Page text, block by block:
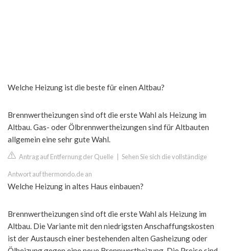
Welche Heizung ist die beste für einen Altbau?
Brennwertheizungen sind oft die erste Wahl als Heizung im
Altbau. Gas- oder Ölbrennwertheizungen sind für Altbauten
allgemein eine sehr gute Wahl.
Antrag auf Entfernung der Quelle Sehen Sie sich die vollständige
Antwort auf thermondo.de an
Welche Heizung in altes Haus einbauen?
Brennwertheizungen sind oft die erste Wahl als Heizung im
Altbau. Die Variante mit den niedrigsten Anschaffungskosten
ist der Austausch einer bestehenden alten Gasheizung oder